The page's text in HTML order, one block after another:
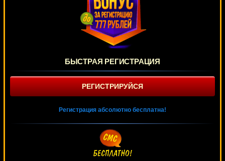
БЫСТРАЯ РЕГИСТРАЦИЯ
РЕГИСТРИРУЙСЯ
Регистрация абсолютно бесплатна!